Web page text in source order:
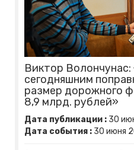
Виктор Волончунас:
сегодняшним
размер дорожного
8,9 млрд. рублей»
Дата публикации : 30
Дата события : 30 июня